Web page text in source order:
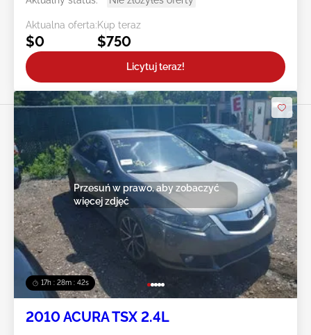
Aktualna oferta:
$0
Kup teraz
$750
Licytuj teraz!
17h : 28m : 39s
Przesuń w prawo, aby zobaczyć
więcej zdjęć
2010 ACURA TSX 2.4L